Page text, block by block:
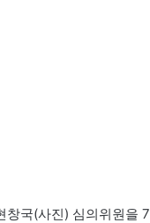
창국(사진) 심의위원을 7